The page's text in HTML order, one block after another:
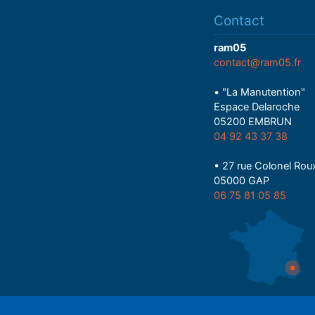
Contact
ram05
contact@ram05.fr
• "La Manutention"
Espace Delaroche
05200 EMBRUN
04 92 43 37 38
• 27 rue Colonel
05000 GAP
06 75 81 05 85